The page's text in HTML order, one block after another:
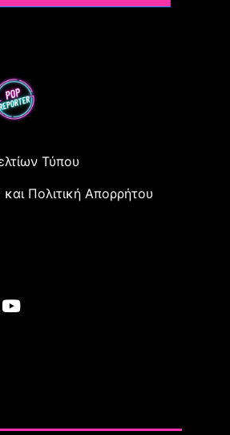
Τύπου
Πολιτική Απορρήτου